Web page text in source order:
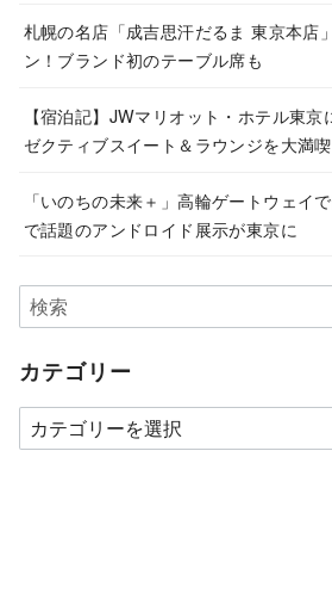
札幌の名店「成吉思汗だるま 東京本店
ン！ブランド初のテーブル席も
【宿泊記】JWマリオット・ホテル東
ゼクティブスイート＆ラウンジを大満喫
「いのちの未来＋」高輪ゲートウェイ
で話題のアンドロイド展示が東京に
カテゴリー
カ
テ